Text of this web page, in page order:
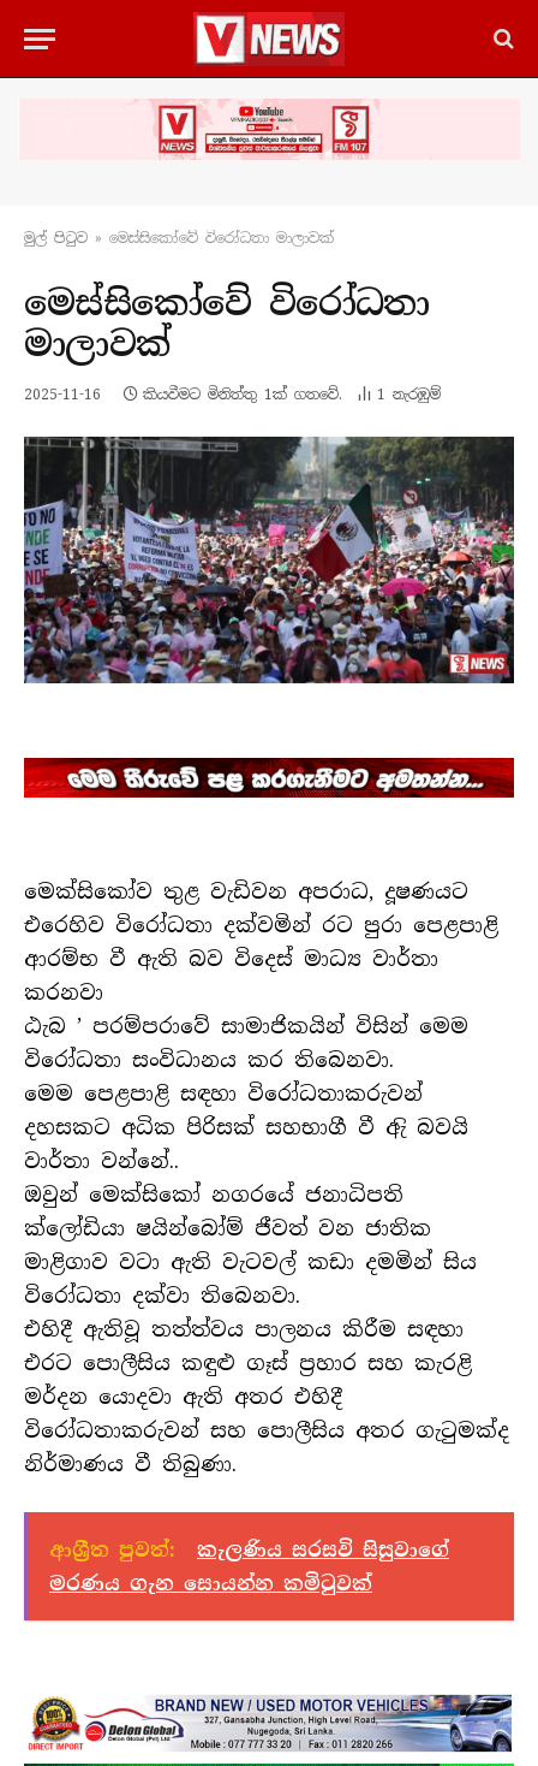
මුල් පිටු​ව » මෙස්සිකෝවේ විරෝධතා මාලාවක්
මෙස්සිකෝවේ විරෝධතා
මාලාවක්
2025-11-16 කියවීමට මිනිත්තු 1ක් ගතවේ. 1 නැරඹු​ම්
මෙක්සිකෝව තුළ වැඩිවන අපරාධ, දූෂණයට
එරෙහිව විරෝධතා දක්වමින් රට පුරා පෙළපාළි
ආරම්භ වී ඇති බව විදෙස් මාධ්‍ය වාර්තා
කරනවා
ඨැබ ’ පරම්පරාවේ සාමාජිකයින් විසින් මෙම
විරෝධතා සංවිධානය කර තිබෙනවා.
මෙම පෙළපාළි සඳහා විරෝධතාකරුවන්
දහසකට අධික පිරිසක් සහභාගී වී ඇි බවයි
වාර්තා වන්නේ..
ඔවුන් මෙක්සිකෝ නගරයේ ජනාධිපති
ක්ලෝඩියා ෂයින්බෝම් ජීවත් වන ජාතික
මාළිගාව වටා ඇති වැටවල් කඩා දමමින් සිය
විරෝධතා දක්වා තිබෙනවා.
එහිදී ඇතිවූ තත්ත්වය පාලනය කිරීම සඳහා
එරට පොලීසිය කඳුළු ගෑස් ප්‍රහාර සහ කැරළි
මර්දන යොදවා ඇති අතර එහිදී
විරෝධතාකරුවන් සහ පොලීසිය අතර ගැටුමක්ද
නිර්මාණය වී තිබුණා.
ආශ්‍රීත පුවත්:
කැලණිය සරසවි සිසුවාගේ
මරණය ගැන සොයන්න කමිටුවක්